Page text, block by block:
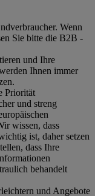
Wenn
Sie bitte die B2B -
und Ihre
Ihnen immer
Priorität
und streng
wissen, dass
ist, daher setzen
dass Ihre
behandelt
und Angebote